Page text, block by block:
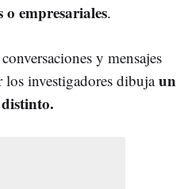
o empresariales.
y mensajes
investigadores dibujaun